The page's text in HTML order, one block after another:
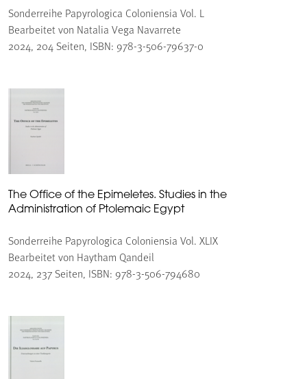
Sonderreihe Papyrologica Coloniensia Vol. L
Bearbeitet von Natalia Vega Navarrete
2024, 204 Seiten, ISBN: 978-3-506-79637-0
The Office of the Epimeletes. Studies in the
Administration of Ptolemaic Egypt
Sonderreihe Papyrologica Coloniensia Vol. XLIX
Bearbeitet von Haytham Qandeil
2024, 237 Seiten, ISBN: 978-3-506-794680